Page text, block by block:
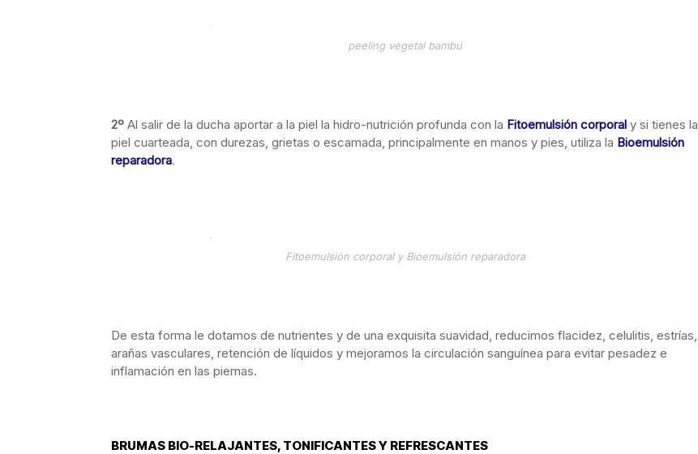
peeling vegetal bambú
2º Al salir de la ducha aportar a la piel la hidro-nutrición profunda con la Fitoemulsión corporal y si tienes la
piel cuarteada, con durezas, grietas o escamada, principalmente en manos y pies, utiliza la Bioemulsión
reparadora.
Fitoemulsión corporal y Bioemulsión reparadora
De esta forma le dotamos de nutrientes y de una exquisita suavidad, reducimos flacidez, celulitis, estrías,
arañas vasculares, retención de líquidos y mejoramos la circulación sanguínea para evitar pesadez e
inflamación en las piernas.
BRUMAS BIO-RELAJANTES, TONIFICANTES Y REFRESCANTES